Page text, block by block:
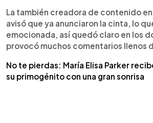
La también creadora de contenido
avisó que ya anunciaron la cinta, lo
emocionada, así quedó claro en los
provocó muchos comentarios llenos
No te pierdas: María Elisa Parker
su primogénito con una gran sonrisa